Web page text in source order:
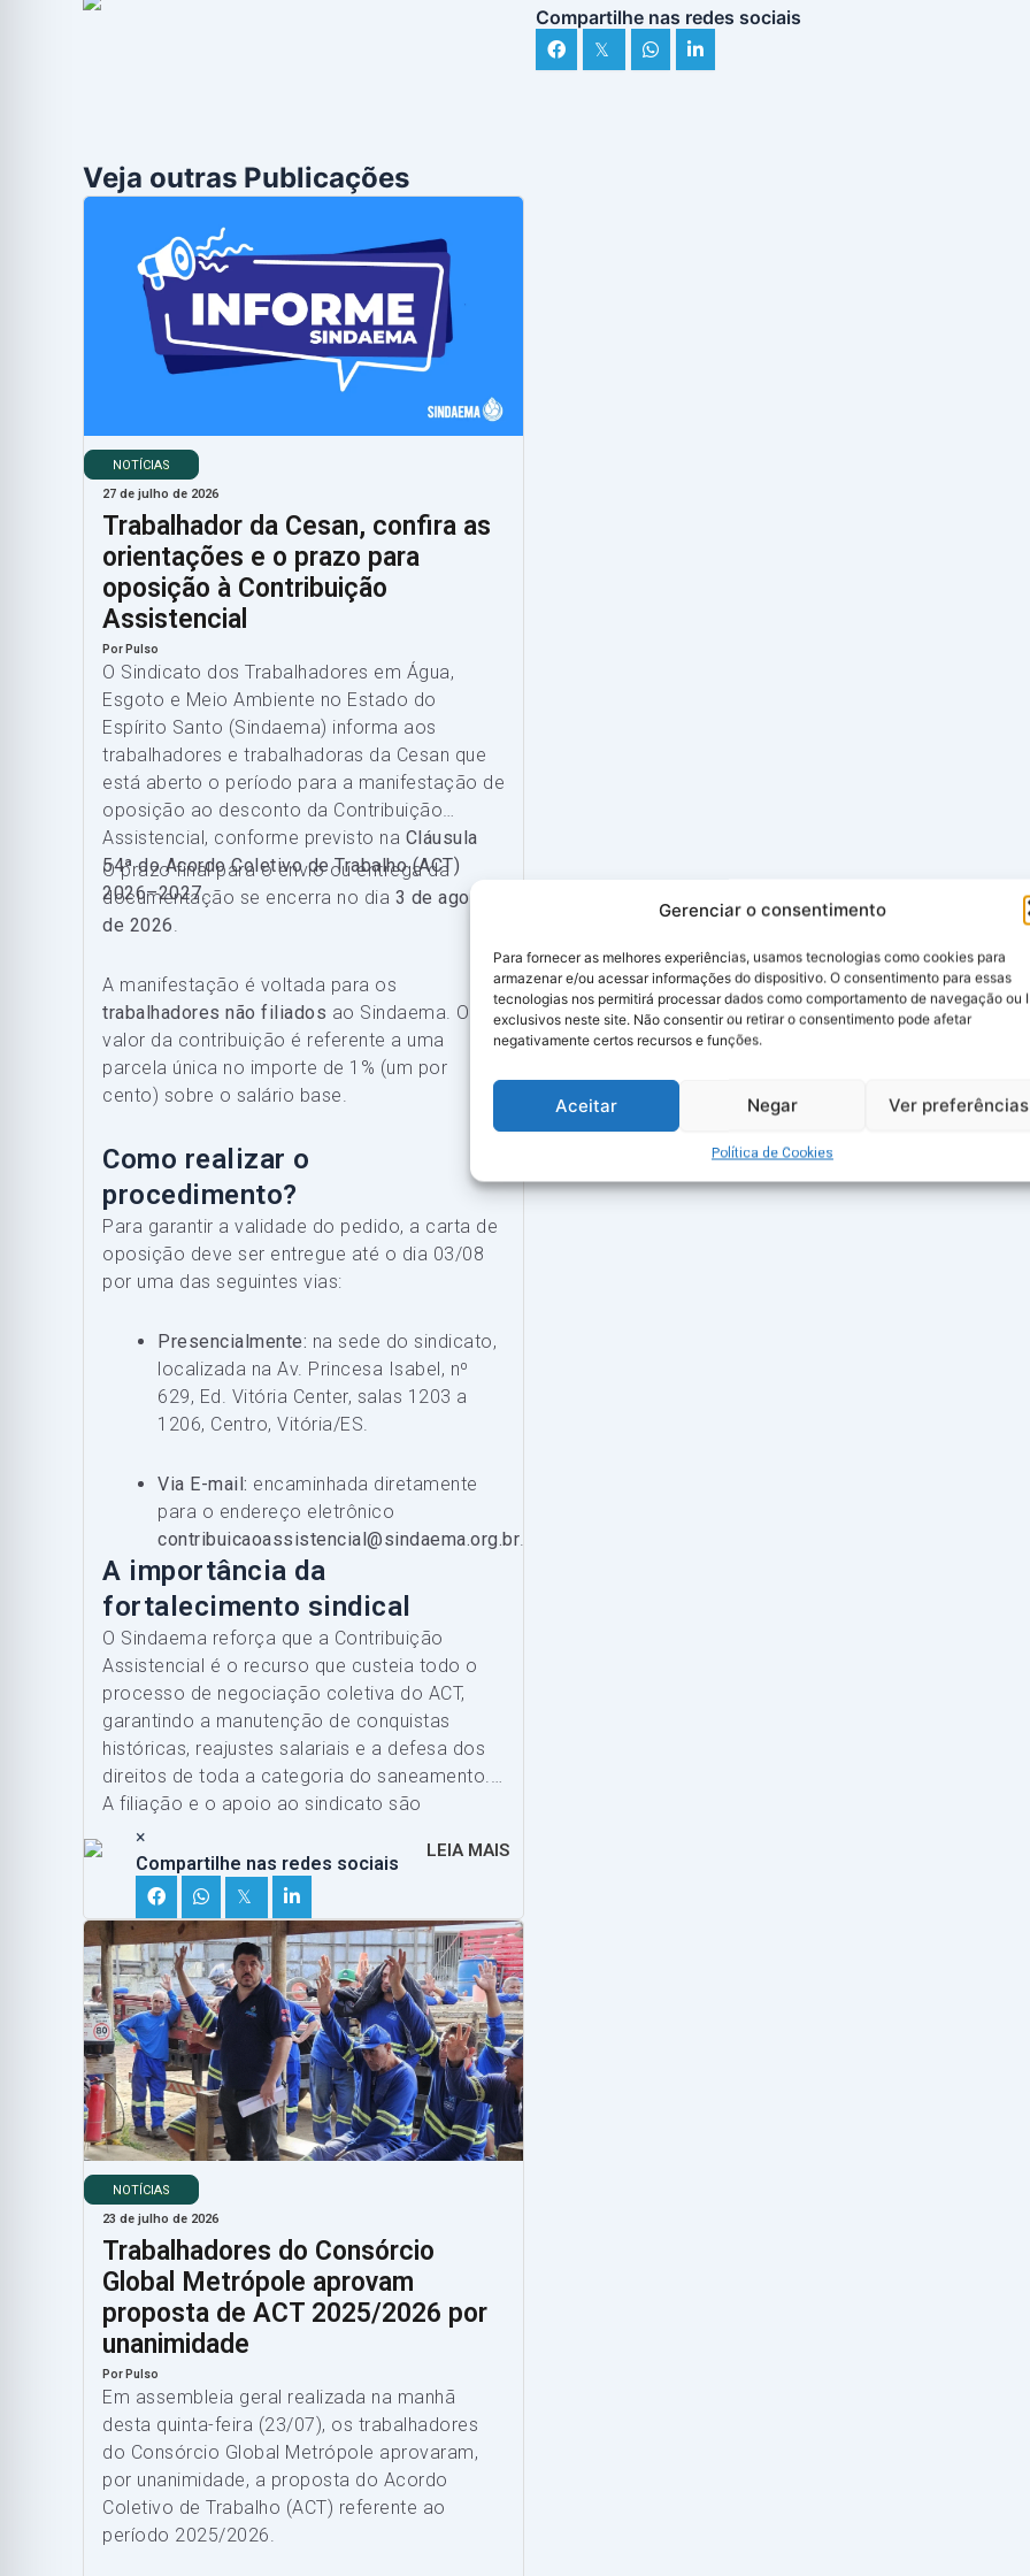
Gerenciar o consentimento
Para fornecer as melhores experiências, usamos tecnologias como cookies para
armazenar e/ou acessar informações do dispositivo. O consentimento para essas
tecnologias nos permitirá processar dados como comportamento de navegação ou
exclusivos neste site. Não consentir ou retirar o consentimento pode afetar
negativamente certos recursos e funções.
Aceitar Negar Ver preferências
Política de Cookies
Compartilhe nas redes sociais
𝕏
Veja outras Publicações
NOTÍCIAS
27 de julho de 2026
Trabalhador da Cesan, confira as
orientações e o prazo para
oposição à Contribuição
Assistencial
Por Pulso
O Sindicato dos Trabalhadores em Água,
Esgoto e Meio Ambiente no Estado do
Espírito Santo (Sindaema) informa aos
trabalhadores e trabalhadoras da Cesan que
está aberto o período para a manifestação de
oposição ao desconto da Contribuição
Assistencial, conforme previsto na Cláusula
54ª do Acordo Coletivo de Trabalho (ACT)
2026–2027.
O prazo final para o envio ou entrega da
documentação se encerra no dia 3 de agosto
de 2026.
A manifestação é voltada para os
trabalhadores não filiados ao Sindaema. O
valor da contribuição é referente a uma
parcela única no importe de 1% (um por
cento) sobre o salário base.
Como realizar o
procedimento?
Para garantir a validade do pedido, a carta de
oposição deve ser entregue até o dia 03/08
por uma das seguintes vias:
Presencialmente: na sede do sindicato,
localizada na Av. Princesa Isabel, nº
629, Ed. Vitória Center, salas 1203 a
1206, Centro, Vitória/ES.
Via E-mail: encaminhada diretamente
para o endereço eletrônico
contribuicaoassistencial@sindaema.org.br.
A importância da
fortalecimento sindical
O Sindaema reforça que a Contribuição
Assistencial é o recurso que custeia todo o
processo de negociação coletiva do ACT,
garantindo a manutenção de conquistas
históricas, reajustes salariais e a defesa dos
direitos de toda a categoria do saneamento.
A filiação e o apoio ao sindicato são
fundamentais para manter a categoria forte e
representativa.
×
Compartilhe nas redes sociais
𝕏
LEIA MAIS
NOTÍCIAS
23 de julho de 2026
Trabalhadores do Consórcio
Global Metrópole aprovam
proposta de ACT 2025/2026 por
unanimidade
Por Pulso
Em assembleia geral realizada na manhã
desta quinta-feira (23/07), os trabalhadores
do Consórcio Global Metrópole aprovaram,
por unanimidade, a proposta do Acordo
Coletivo de Trabalho (ACT) referente ao
período 2025/2026.